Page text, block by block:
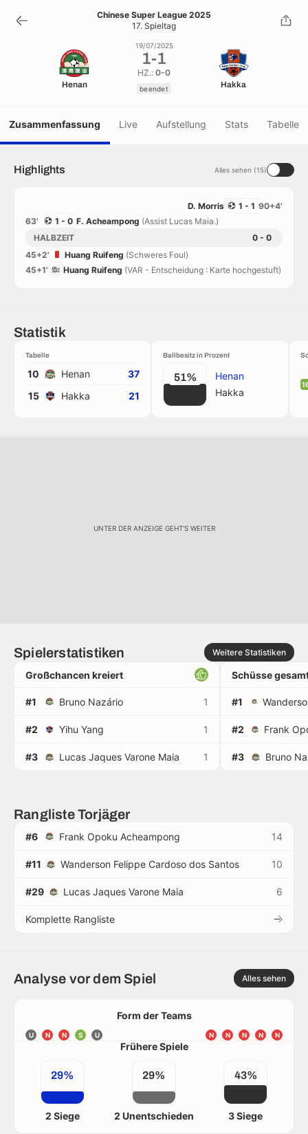
1-1
beendet
Chinese Super League 2025
17. Spieltag
Henan
19/07/2025
1-1
HZ.: 0-0
beendet Hakka
Zusammenfassung Live Aufstellung Stats Tabelle
Highlights Alles sehen (15)
90+4'
1 - 1
D. Morris
63'
1 - 0 F. Acheampong (Assist Lucas Maia.)
HALBZEIT
0 - 0
45+2'
Huang Ruifeng (Schweres Foul)
45+1'
Huang Ruifeng (VAR - Entscheidung : Karte hochgestuft)
Statistik
Tabelle
10 Henan
37
15
Hakka 21
Ballbesitz in Prozent
51%
Henan
Hakka
UNTER DER ANZEIGE GEHT'S WEITER
Spielerstatistiken Weitere Statistiken
Großchancen kreiert
#1 Bruno Nazário 1
#2 Yihu Yang 1
#3 Lucas Jaques Varone Maia 1
Schüsse
#1
#2
#3 Bruno
Rangliste Torjäger
#6 Frank Opoku Acheampong 14
#11 Wanderson Felippe Cardoso dos Santos 10
#29 Lucas Jaques Varone Maia 6
Komplette Rangliste
Analyse vor dem Spiel Alles sehen
Form der Teams
U N N S U N
N
N
N
N
Frühere Spiele
29%
2 Siege
29%
2 Unentschieden
43%
3 Siege